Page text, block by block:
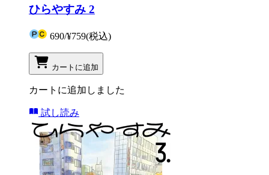
ひらやすみ 2
690/¥759(税込)
カートに追加
カートに追加しました
試し読み